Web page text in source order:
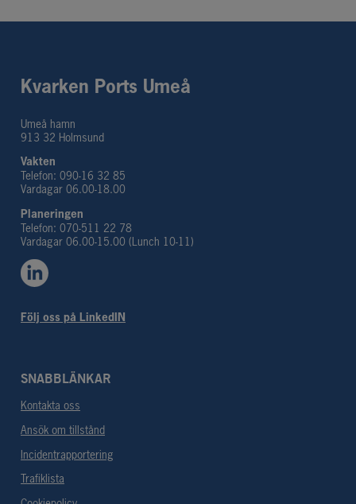
Kvarken Ports Umeå
Umeå hamn
913 32 Holmsund
Vakten
Telefon: 090-16 32 85
Vardagar 06.00-18.00
Planeringen
Telefon: 070-511 22 78
Vardagar 06.00-15.00 (Lunch 10-11)
Följ oss på LinkedIN
SNABBLÄNKAR
Kontakta oss
Ansök om tillstånd
Incidentrapportering
Trafiklista